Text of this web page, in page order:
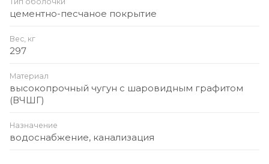
цементно-песчаное покрытие
Вес, кг
297
Материал
высокопрочный чугун с шаровидным графитом
(ВЧШГ)
Назначение
водоснабжение, канализация